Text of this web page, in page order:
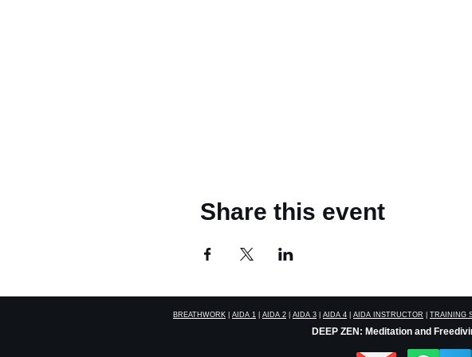
Share this event
BREATHWORK AIDA 1 AIDA 2 AIDA 3 AIDA 4 AIDA INSTRUCTOR TRAINING
DEEP ZEN: Meditation and